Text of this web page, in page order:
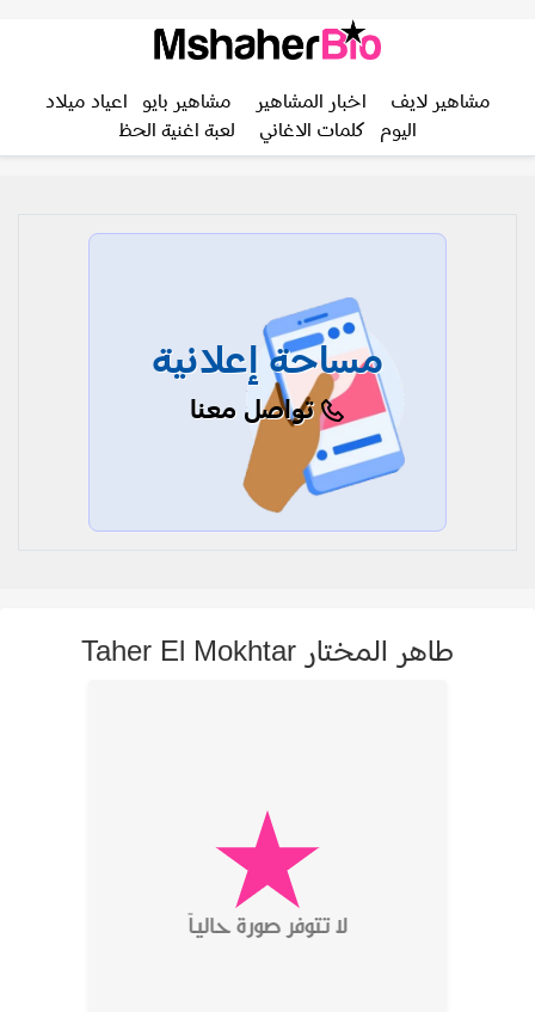
مشاهير لايف اخبار المشاهير مشاهير بايو
اعياد ميلاد
اليوم
كلمات الاغاني لعبة اغنية الحظ
مساحة إعلانية
تواصل معنا
طاهر المختار Taher El Mokhtar